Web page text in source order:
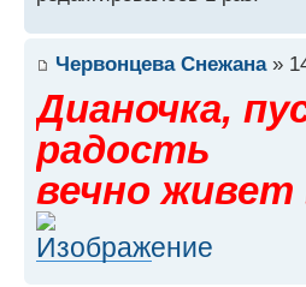
Червонцева Снежана»
Дианочка,
радость
вечно